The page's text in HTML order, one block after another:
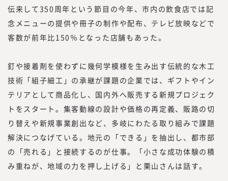
伝来して350周年という節目の今年、市内の飲食店では記
念メニューの提供や冊子の制作や配布、テレビ放映などで
客数が前年比150％となった店舗もあった。
釘や接着剤を使わずに幾何学模様を生み出す伝統的な木工
技術「組子細工」の承継が課題の企業では、ギフトやイン
テリアとして商品化し、国内外へ販売する新規プロジェク
トをスタート。集客動線の設計や価格の再定義、販路の切
り替えや新規事業創出など、多岐にわたる取り組みで課題
解決につなげている。地元の「できる」を抽出し、都市部
の「売れる」と接続するのが仕事。「小さな成功体験の積
み重ねが、地域の力を押し上げる」と栗山さんは話す。